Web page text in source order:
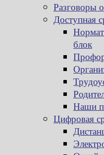
Разговоры
Доступная
блок
Наши
Цифровая